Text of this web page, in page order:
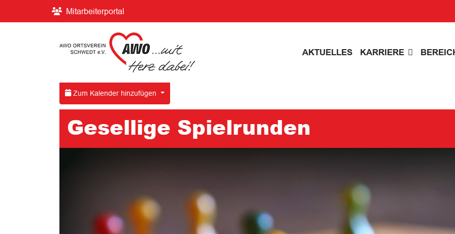
Mitarbeiterportal
AKTUELLES KARRIERE
Zum Kalender hinzufügen
Gesellige Spielrunden